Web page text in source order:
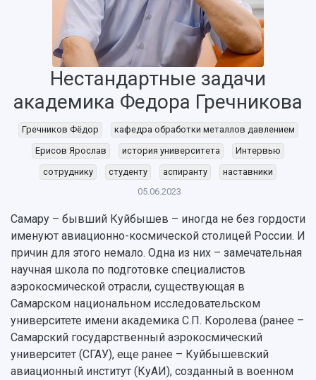
Нестандартные задачи
академика Федора Гречникова
Гречников Фёдор
кафедра обработки металлов давлением
Ерисов Ярослав
история университета
Интервью
сотруднику
студенту аспиранту
наставники
05.06.2023
Самару – бывший Куйбышев – иногда не без гордости
именуют авиационно-космической столицей России. И
причин для этого немало. Одна из них – замечательная
научная школа по подготовке специалистов
аэрокосмической отрасли, существующая в
Самарском национальном исследовательском
университете имени академика С.П. Королева (ранее –
Самарский государственный аэрокосмический
университет (СГАУ), еще ранее – Куйбышевский
авиационный институт (КуАИ), созданный в военном